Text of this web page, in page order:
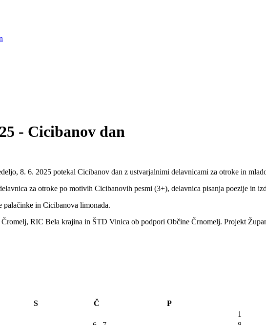
- Cicibanov dan
8. 6. 2025 potekal Cicibanov dan z ustvarjalnimi delavnicami za otroke in
za otroke po motivih Cicibanovih pesmi (3+), delavnica pisanja poezije in
palačinke in Cicibanova limonada.
RIC Bela krajina in ŠTD Vinica ob podpori Občine Črnomelj. Projekt
S Č P
1